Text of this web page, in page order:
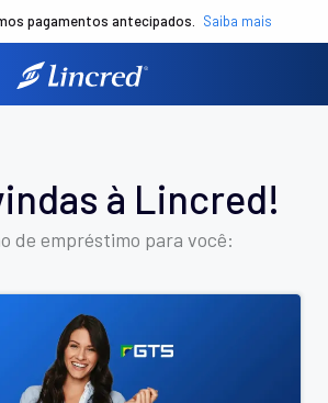
pagamentos antecipados. Saiba mais
à Lincred!
de empréstimo para você: